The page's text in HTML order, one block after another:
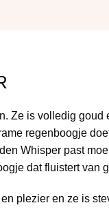
Ze is volledig goud
regenboogje
Whisper past
dat fluistert van
plezier en ze is